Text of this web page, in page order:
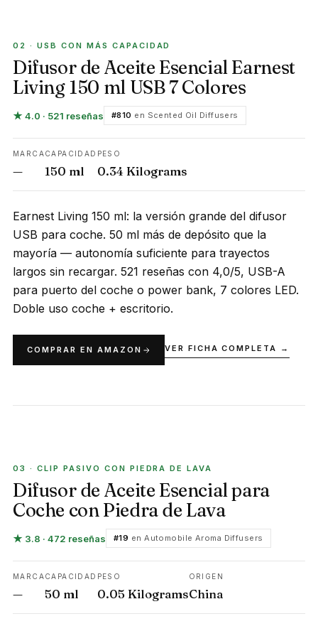
02 · USB CON MÁS CAPACIDAD
Difusor de Aceite Esencial Earnest
Living 150 ml USB 7 Colores
★ 4.0 · 521 reseñas #810 en Scented Oil Diffusers
MARCA
—
CAPACIDAD
150 ml
PESO
0.34 Kilograms
Earnest Living 150 ml: la versión grande del difusor
USB para coche. 50 ml más de depósito que la
mayoría — autonomía suficiente para trayectos
largos sin recargar. 521 reseñas con 4,0/5, USB-A
para puerto del coche o power bank, 7 colores LED.
Doble uso coche + escritorio.
COMPRAR EN AMAZON VER FICHA COMPLETA →
03 · CLIP PASIVO CON PIEDRA DE LAVA
Difusor de Aceite Esencial para
Coche con Piedra de Lava
★ 3.8 · 472 reseñas #19 en Automobile Aroma Diffusers
MARCA
—
CAPACIDAD
50 ml
PESO
0.05 Kilograms
ORIGEN
China